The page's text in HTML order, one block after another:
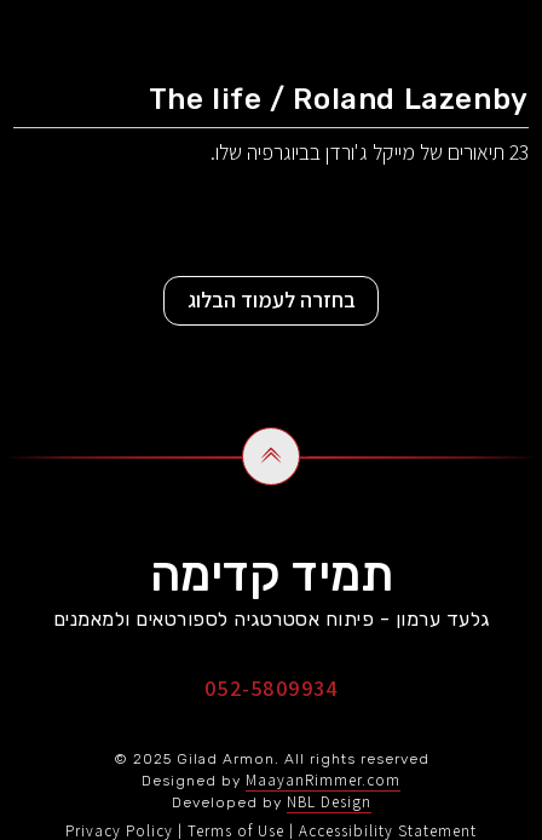
The life / Roland Lazenby
23 תיאורים של מייקל ג'ורדן בביוגרפיה שלו.
בחזרה לעמוד הבלוג
תמיד קדימה
גלעד ערמון - פיתוח אסטרטגיה לספורטאים ולמאמנים
052-5809934
© 2025 Gilad Armon. All rights reserved
Designed by MaayanRimmer.com
Developed by NBL Design
Privacy Policy
Terms of Use Accessibility Statement